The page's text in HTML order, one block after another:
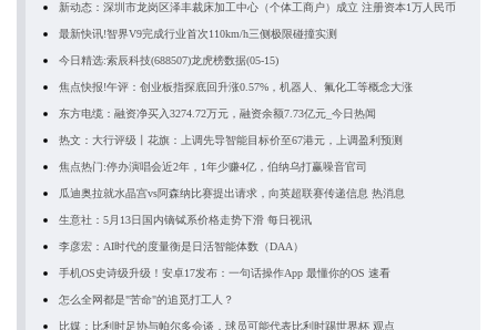
新动态：深圳市龙岗区泽丰裁床加工中心（个体工商户）成立 注册资本1万人民币
最新快讯!智界V9完成行业首次110km/h三侧极限碰撞实测
今日精选:索辰科技(688507)龙虎榜数据(05-15)
焦点快报!午评：创业板指探底回升涨0.57%，机器人、氟化工等概念大涨
东方电缆：融资净买入3274.72万元，融资余额7.73亿元_今日热闻
热文：大行评级丨花旗：上调先导智能目标价至67港元，上调盈利预测
焦点热门:停办演唱会近2年，1年少赚4亿，伯纳乌打赢噪音官司
瓜迪奥拉就水晶宫vs阿森纳比赛提出请求，向英超联赛传递信息 热消息
生意社：5月13日国内镝铽系价格走势下滑 每日视讯
李彦宏：AI时代的度量衡是日活智能体数（DAA）
手机OS史诗级升级！安卓17发布：一句话操作App 最懂你的OS 速看
怎么全网都是"苦命"的追觅打工人？
比媒：比利时足协与帕尔多会谈，球员可能代表比利时踢世界杯 观点